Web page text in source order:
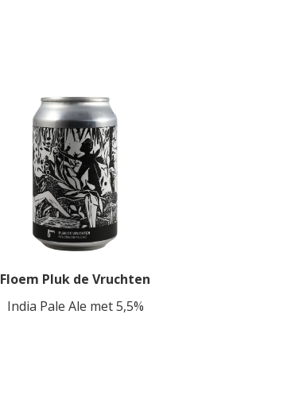
Floem Pluk de Vruchten
India Pale Ale met 5,5%